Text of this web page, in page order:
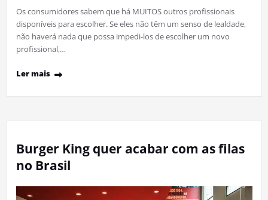
Os consumidores sabem que há MUITOS outros profissionais
disponíveis para escolher. Se eles não têm um senso de lealdade,
não haverá nada que possa impedi-los de escolher um novo
profissional,…
Ler mais
Burger King quer acabar com as filas
no Brasil